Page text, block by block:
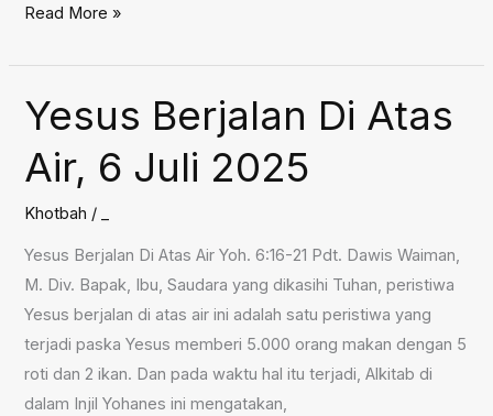
Khotbah
Bukit
(6),
13
Juli
Read More »
Yesus Berjalan Di Atas
Air, 6 Juli 2025
Khotbah /
Yesus Berjalan Di Atas Air Yoh. 6:16-21 Pdt. Dawis Waiman,
M. Div. Bapak, Ibu, Saudara yang dikasihi Tuhan, peristiwa
Yesus berjalan di atas air ini adalah satu peristiwa yang
terjadi paska Yesus memberi 5.000 orang makan dengan 5
roti dan 2 ikan. Dan pada waktu hal itu terjadi, Alkitab di
dalam Injil Yohanes ini mengatakan,